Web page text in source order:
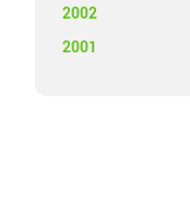
2002
2001